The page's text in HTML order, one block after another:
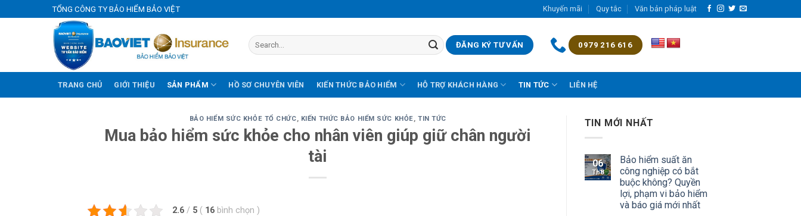
to
TỔNG CÔNG TY BẢO HIỂM BẢO VIỆT Khuyến mãi Quy tắc Văn bản pháp luật
ĐĂNG KÝ TƯ VẤN 0979 216 616
TRANG CHỦ GIỚI THIỆU SẢN PHẨM HỒ SƠ CHUYÊN VIÊN KIẾN THỨC BẢO HIỂM HỖ TRỢ KHÁCH HÀNG TIN TỨC LIÊN HỆ
BẢO HIỂM SỨC KHỎE TỔ CHỨC, KIẾN THỨC BẢO HIỂM SỨC KHỎE, TIN TỨC
Mua bảo hiểm sức khỏe cho nhân viên giúp giữ chân người
tài
2.6 / 5 ( 16 bình chọn )
TIN MỚI NHẤT
06
Th8
Bảo hiểm suất ăn
công nghiệp có bắt
buộc không? Quyền
lợi, phạm vi bảo hiểm
và báo giá mới nhất